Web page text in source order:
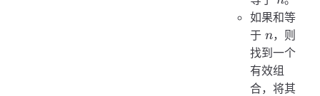
如果和等
于n
n，则
找到一个
有效组
合，将其